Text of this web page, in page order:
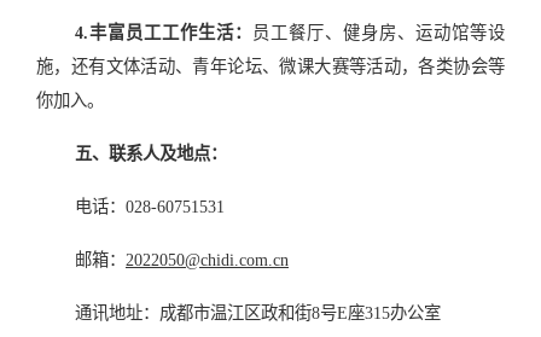
4.丰富员工工作生活：
员工餐厅、健身房、运动馆等设
施，还有文体活动、青年论坛、微课大赛等活动，各类协会等
你加入。
五、联系人及地点：
电话： 028-60751531
邮箱： 2022050@chidi.com.cn
通讯地址：成都市温江区政和街8号E座315办公室